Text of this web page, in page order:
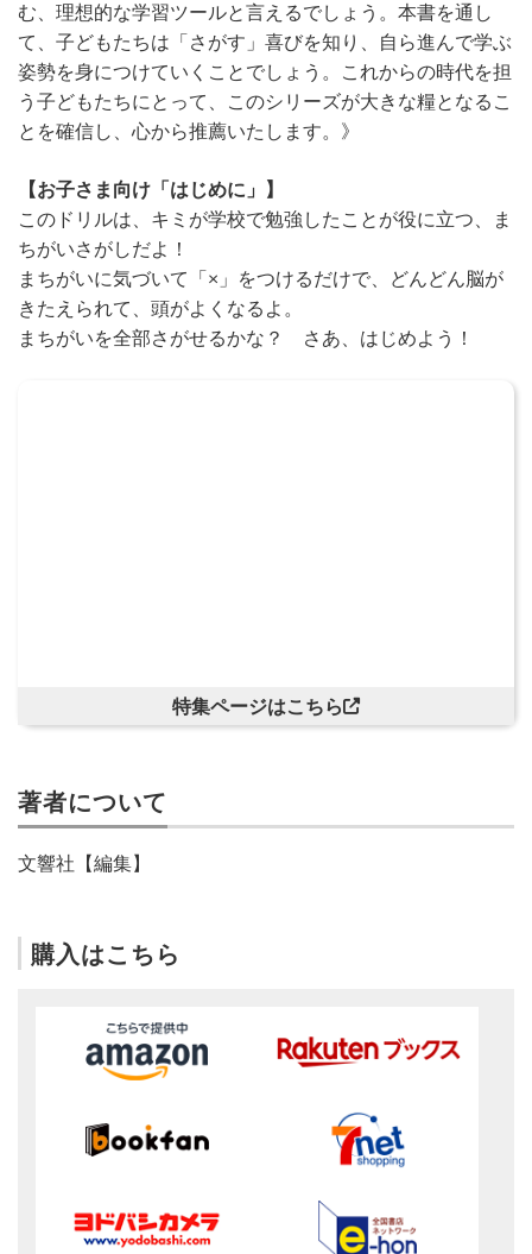
む、理想的な学習ツールと言えるでしょう。本書を通し
て、子どもたちは「さがす」喜びを知り、自ら進んで学ぶ
姿勢を身につけていくことでしょう。これからの時代を担
う子どもたちにとって、このシリーズが大きな糧となるこ
とを確信し、心から推薦いたします。》
【お子さま向け「はじめに」】
このドリルは、キミが学校で勉強したことが役に立つ、ま
ちがいさがしだよ！
まちがいに気づいて「×」をつけるだけで、どんどん脳が
きたえられて、頭がよくなるよ。
まちがいを全部さがせるかな？ さあ、はじめよう！
特集ページはこちら
著者について
文響社【編集】
購入はこちら